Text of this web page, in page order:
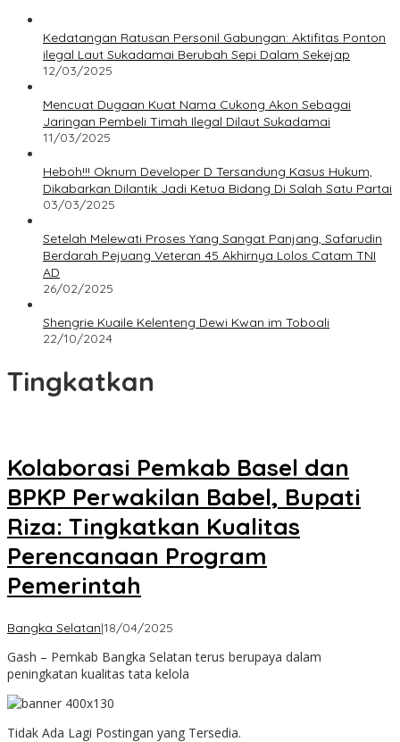
Kedatangan Ratusan Personil Gabungan: Aktifitas Ponton
ilegal Laut Sukadamai Berubah Sepi Dalam Sekejap
12/03/2025
Mencuat Dugaan Kuat Nama Cukong Akon Sebagai
Jaringan Pembeli Timah Ilegal Dilaut Sukadamai
11/03/2025
Heboh!!! Oknum Developer D Tersandung Kasus Hukum,
Dikabarkan Dilantik Jadi Ketua Bidang Di Salah Satu Partai
03/03/2025
Setelah Melewati Proses Yang Sangat Panjang, Safarudin
Berdarah Pejuang Veteran 45 Akhirnya Lolos Catam TNI
AD
26/02/2025
Shengrie Kuaile Kelenteng Dewi Kwan im Toboali
22/10/2024
Tingkatkan
Kolaborasi Pemkab Basel dan
BPKP Perwakilan Babel, Bupati
Riza: Tingkatkan Kualitas
Perencanaan Program
Pemerintah
Bangka Selatan|18/04/2025
Gash – Pemkab Bangka Selatan terus berupaya dalam
peningkatan kualitas tata kelola
Tidak Ada Lagi Postingan yang Tersedia.